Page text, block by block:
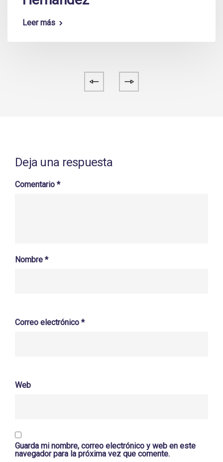
Leer más
Deja una respuesta
Comentario *
Nombre *
Correo electrónico *
Web
Guarda mi nombre, correo electrónico y web en este
navegador para la próxima vez que comente.